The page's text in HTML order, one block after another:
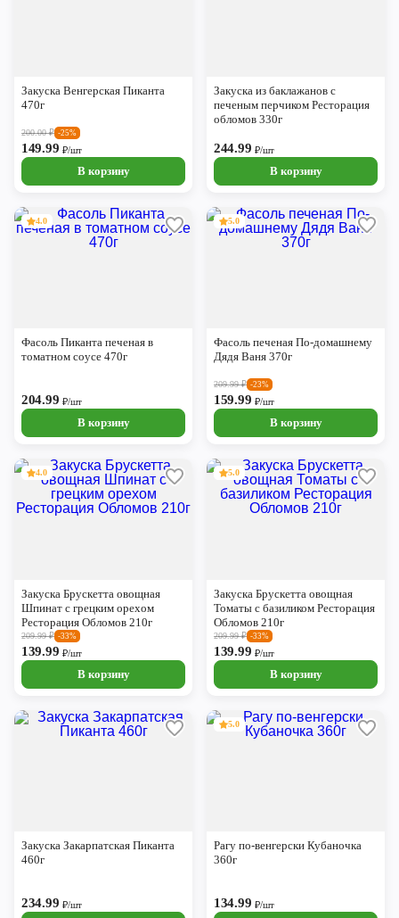
Закуска Венгерская Пиканта
470г
200.00₽ -25%
149.99 ₽/шт
В корзину
Закуска из баклажанов с
печеным перчиком Ресторация
обломов 330г
244.99 ₽/шт
В корзину
4.0
Фасоль Пиканта печеная в
томатном соусе 470г
204.99 ₽/шт
В корзину
5.0
Фасоль печеная По-домашнему
Дядя Ваня 370г
209.99₽ -23%
159.99 ₽/шт
В корзину
4.0
Закуска Брускетта овощная
Шпинат с грецким орехом
Ресторация Обломов 210г
209.99₽ -33%
139.99 ₽/шт
В корзину
5.0
Закуска Брускетта овощная
Томаты с базиликом Ресторация
Обломов 210г
209.99₽ -33%
139.99 ₽/шт
В корзину
Закуска Закарпатская Пиканта
460г
234.99 ₽/шт
5.0
Рагу по-венгерски Кубаночка
360г
134.99 ₽/шт